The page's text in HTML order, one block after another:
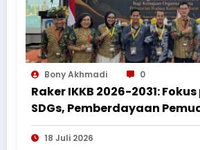
Bony Akhmadi 0
Raker IKKB 2026-2031:
SDGs, Pemberdayaan
Penguatan Bantuan
Perantau Kalbar
18 Juli 2026